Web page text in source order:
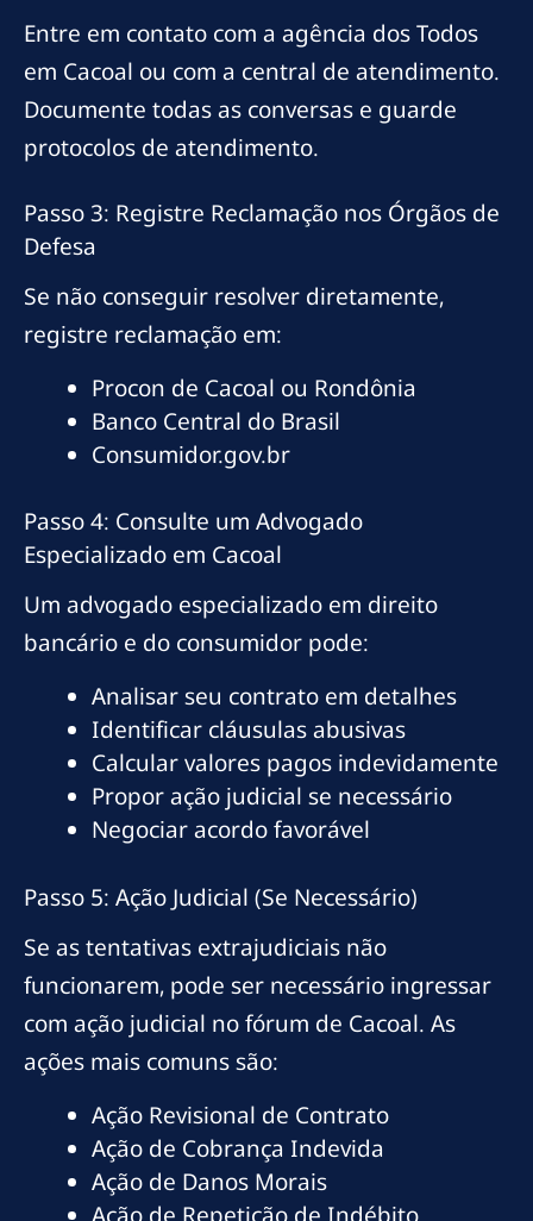
Entre em contato com a agência dos Todos
em Cacoal ou com a central de atendimento.
Documente todas as conversas e guarde
protocolos de atendimento.
Passo 3: Registre Reclamação nos Órgãos de
Defesa
Se não conseguir resolver diretamente,
registre reclamação em:
Procon de Cacoal ou Rondônia
Banco Central do Brasil
Consumidor.gov.br
Passo 4: Consulte um Advogado
Especializado em Cacoal
Um advogado especializado em direito
bancário e do consumidor pode:
Analisar seu contrato em detalhes
Identificar cláusulas abusivas
Calcular valores pagos indevidamente
Propor ação judicial se necessário
Negociar acordo favorável
Passo 5: Ação Judicial (Se Necessário)
Se as tentativas extrajudiciais não
funcionarem, pode ser necessário ingressar
com ação judicial no fórum de Cacoal. As
ações mais comuns são:
Ação Revisional de Contrato
Ação de Cobrança Indevida
Ação de Danos Morais